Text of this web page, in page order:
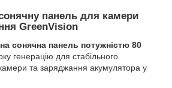
панель для камери
GreenVision
сонячна панель потужністю 80
генерацію для стабільного
та заряджання акумулятора у